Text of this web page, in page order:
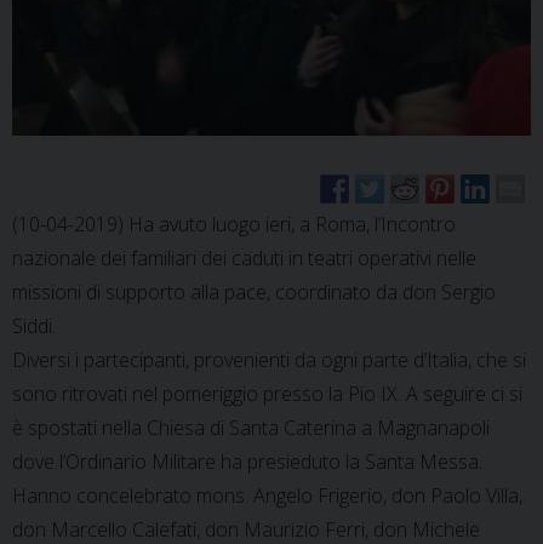
(10-04-2019) Ha avuto luogo ieri, a Roma, l’Incontro
nazionale dei familiari dei caduti in teatri operativi nelle
missioni di supporto alla pace, coordinato da don Sergio
Siddi.
Diversi i partecipanti, provenienti da ogni parte d’Italia, che si
sono ritrovati nel pomeriggio presso la Pio IX. A seguire ci si
è spostati nella Chiesa di Santa Caterina a Magnanapoli
dove l’Ordinario Militare ha presieduto la Santa Messa.
Hanno concelebrato mons. Angelo Frigerio, don Paolo Villa,
don Marcello Calefati, don Maurizio Ferri, don Michele